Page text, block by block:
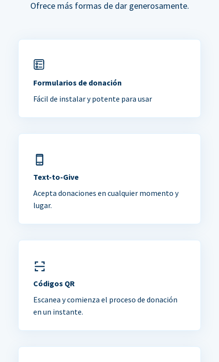
Ofrece más formas de dar generosamente.
Formularios de donación
Fácil de instalar y potente para usar
Text-to-Give
Acepta donaciones en cualquier momento y
lugar.
Códigos QR
Escanea y comienza el proceso de donación
en un instante.